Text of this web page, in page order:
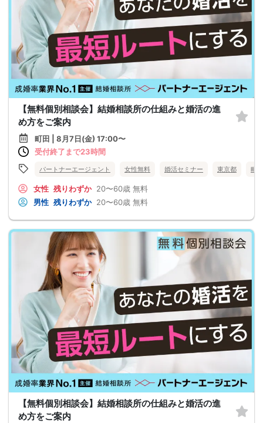
【無料個別相談会】結婚相談所の仕組みと婚活の進
め方をご案内
町田 | 8月7日(金) 17:00〜
受付終了まで23時間
パートナーエージェント 女性無料 婚活セミナー 東京都 町田
女性 残りわずか 20〜60歳 無料
男性 残りわずか 20〜60歳 無料
【無料個別相談会】結婚相談所の仕組みと婚活の進
め方をご案内